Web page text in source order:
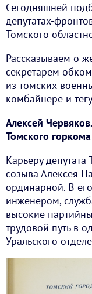
Сегодняшней
депутатах-
Томского
Рассказываем о
секретарем
из томских
комбайнере и
Алексей
Томского
Карьеру депутата
созыва Алексея
ординарной. В
инженером,
высокие
трудовой путь в
Уральского